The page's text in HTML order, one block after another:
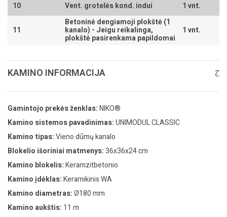
10
Vent. grotelės kond. indui 1 vnt.
11
Betoninė dengiamoji plokštė (1
kanalo) - Jeigu reikalinga,
plokštė pasirenkama papildomai
1 vnt.
KAMINO INFORMACIJA
Gamintojo prekės ženklas:NIKO®
Kamino sistemos pavadinimas:UNIMODUL CLASSIC
Kamino tipas:Vieno dūmų kanalo
Blokelio išoriniai matmenys:36x36x24 cm
Kamino blokelis:Keramzitbetonio
Kamino įdėklas:Keramikinis WA
Kamino diametras:Ø180 mm
Kamino aukštis: 11 m